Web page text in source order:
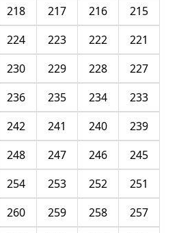
215
216
217
218
221
222
223
224
227
228
229
230
233
234
235
236
239
240
241
242
245
246
247
248
251
252
253
254
257
258
259
260